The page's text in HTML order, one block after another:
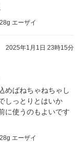
エーザイ
2025年1月1日 23時15分
めばねちゃねちゃし
しっとりとはいか
に使うのもよいです
エーザイ